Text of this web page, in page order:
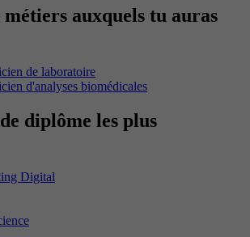
métiers auxquels tu auras
de laboratoire
d'analyses biomédicales
diplôme les plus
Digital